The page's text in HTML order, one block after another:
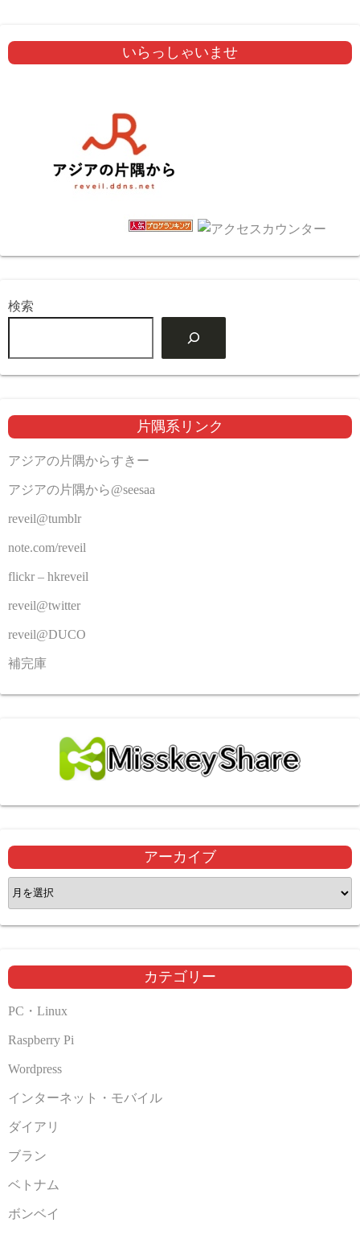
いらっしゃいませ
検索
片隅系リンク
アジアの片隅からすきー
アジアの片隅から@seesaa
reveil@tumblr
note.com/reveil
flickr – hkreveil
reveil@twitter
reveil@DUCO
補完庫
アーカイブ
ア
ー
カ
ブ
カテゴリー
PC・Linux
Raspberry Pi
Wordpress
インターネット・モバイル
ダイアリ
ブラン
ベトナム
ボンベイ